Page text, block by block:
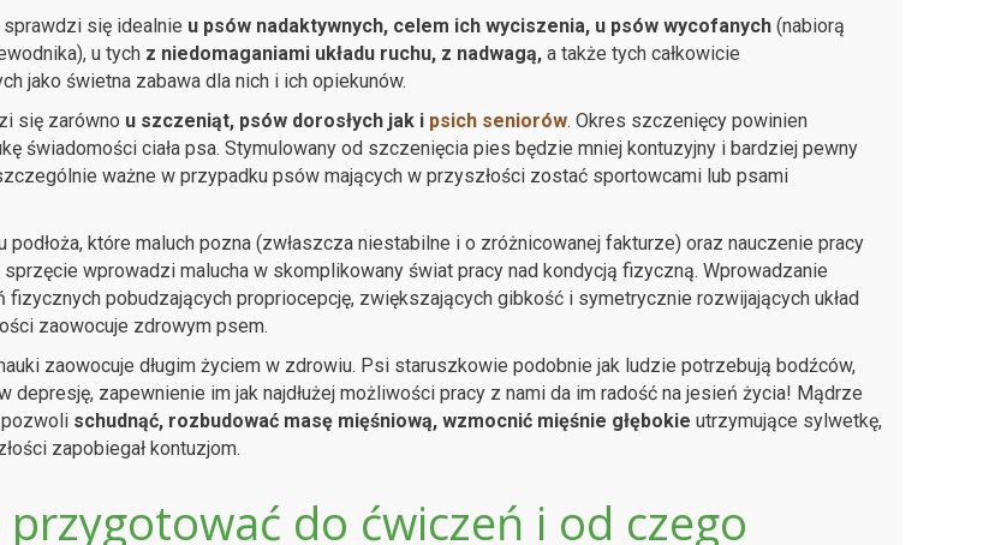
sprawdzi się idealnie u psów nadaktywnych, celem ich wyciszenia, u psów wycofanych(nabiorą
u tych z niedomaganiami układu ruchu, z nadwagą,a także tych całkowicie
jako świetna zabawa dla nich i ich opiekunów.
się zarówno u szczeniąt, psów dorosłych jak i psich seniorów. Okres szczenięcy powinien
świadomości ciała psa. Stymulowany od szczenięcia pies będzie mniej kontuzyjny i bardziej pewny
ważne w przypadku psów mających w przyszłości zostać sportowcami lub psami
podłoża, które maluch pozna (zwłaszcza niestabilne i o zróżnicowanej fakturze) oraz nauczenie pracy
sprzęcie wprowadzi malucha w skomplikowany świat pracy nad kondycją fizyczną. Wprowadzanie
fizycznych pobudzających propriocepcję, zwiększających gibkość i symetrycznie rozwijających układ
zaowocuje zdrowym psem.
zaowocuje długim życiem w zdrowiu. Psi staruszkowie podobnie jak ludzie potrzebują bodźców,
depresję, zapewnienie im jak najdłużej możliwości pracy z nami da im radość na jesień życia! Mądrze
schudnąć, rozbudować masę mięśniową, wzmocnić mięśnie głębokie utrzymujące sylwetkę,
zapobiegał kontuzjom.
przygotować do ćwiczeń i od czego